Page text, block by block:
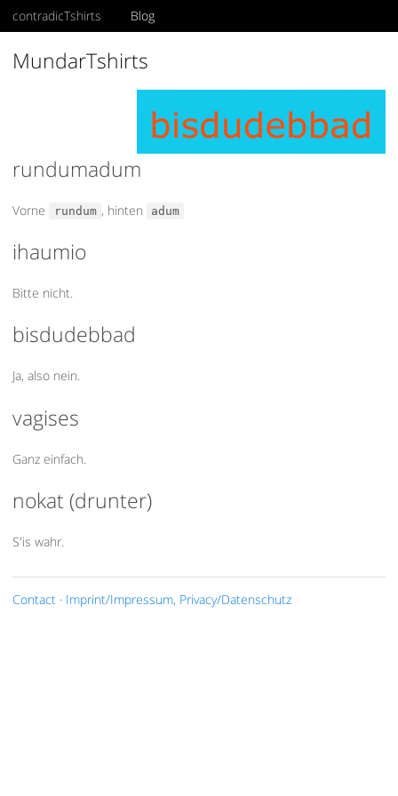
contradicTshirts
Blog
MundarTshirts
rundumadum
Vorne rundum , hinten adum
ihaumio
Bitte nicht.
bisdudebbad
Ja, also nein.
vagises
Ganz einfach.
nokat (drunter)
S'is wahr.
Contact · Imprint/Impressum, Privacy/Datenschutz